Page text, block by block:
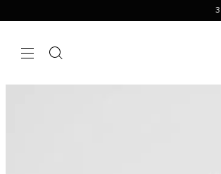
3 CUOTAS SIN INTERÉS A